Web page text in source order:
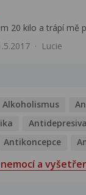
20 kilo a trápí mě
Lucie
Alkoholismus
Antidepresiva
Antikoncepce
a